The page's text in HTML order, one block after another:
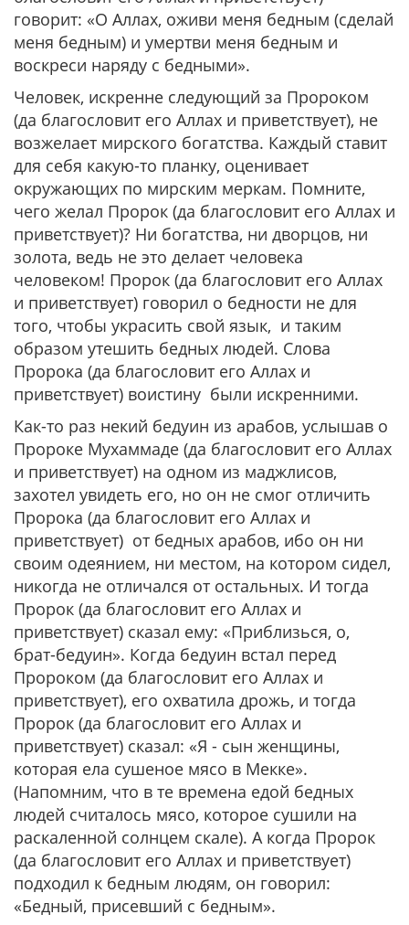
говорит: «О Аллах, оживи меня бедным (сделай
меня бедным) и умертви меня бедным и
воскреси наряду с бедными».
Человек, искренне следующий за Пророком
(да благословит его Аллах и приветствует), не
возжелает мирского богатства. Каждый ставит
для себя какую-то планку, оценивает
окружающих по мирским меркам. Помните,
чего желал Пророк (да благословит его Аллах и
приветствует)? Ни богатства, ни дворцов, ни
золота, ведь не это делает человека
человеком! Пророк (да благословит его Аллах
и приветствует) говорил о бедности не для
того, чтобы украсить свой язык, и таким
образом утешить бедных людей. Слова
Пророка (да благословит его Аллах и
приветствует) воистину были искренними.
Как-то раз некий бедуин из арабов, услышав о
Пророке Мухаммаде (да благословит его Аллах
и приветствует) на одном из маджлисов,
захотел увидеть его, но он не смог отличить
Пророка (да благословит его Аллах и
приветствует) от бедных арабов, ибо он ни
своим одеянием, ни местом, на котором сидел,
никогда не отличался от остальных. И тогда
Пророк (да благословит его Аллах и
приветствует) сказал ему: «Приблизься, о,
брат-бедуин». Когда бедуин встал перед
Пророком (да благословит его Аллах и
приветствует), его охватила дрожь, и тогда
Пророк (да благословит его Аллах и
приветствует) сказал: «Я - сын женщины,
которая ела сушеное мясо в Мекке».
(Напомним, что в те времена едой бедных
людей считалось мясо, которое сушили на
раскаленной солнцем скале). А когда Пророк
(да благословит его Аллах и приветствует)
подходил к бедным людям, он говорил:
«Бедный, присевший с бедным».